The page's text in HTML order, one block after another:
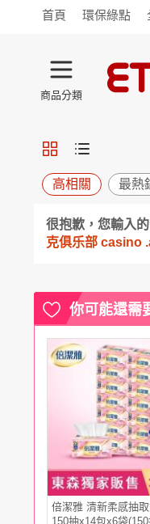
首頁 環保綠點
商品分類
旅遊
寵物
保健
用品 機能
日用
紙品 清潔
鍋具
杯瓶 廚衛
寢具
家具 收納
Apple
小米 手機
家電
電視 季節
週邊 電玩
彩妝 美髮
高相關 最熱
很抱歉，您輸入
克俱乐部 casino
你可能還需
倍潔雅 清新柔感抽
150抽x14包x6袋